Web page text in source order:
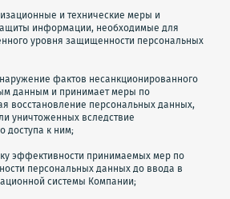
и технические меры и
информации, необходимые для
уровня защищенности персональных
фактов несанкционированного
данным и принимает меры по
восстановление персональных данных,
уничтоженных вследствие
доступа к ним;
эффективности принимаемых мер по
персональных данных до ввода в
системы Компании;